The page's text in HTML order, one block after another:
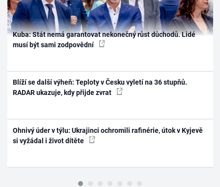
Kuba: Stát nemá garantovat nekonečný růst důchodů. Lidé
musí být sami zodpovědní
Blíží se další výheň: Teploty v Česku vyletí na 36 stupňů.
RADAR ukazuje, kdy přijde zvrat
Ohnivý úder v týlu: Ukrajinci ochromili rafinérie, útok v Kyjevě
si vyžádal i život dítěte